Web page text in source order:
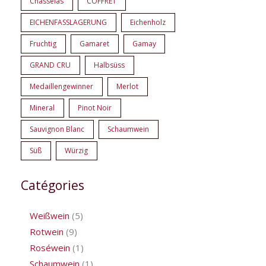
EICHENFASSLAGERUNG Eichenholz
Fruchtig Gamaret Gamay
GRAND CRU Halbsüss
Medaillengewinner Merlot
Mineral Pinot Noir
Sauvignon Blanc Schaumwein
Süß Würzig
Catégories
Weißwein 5
Rotwein 9
Roséwein 1
Schaumwein 1